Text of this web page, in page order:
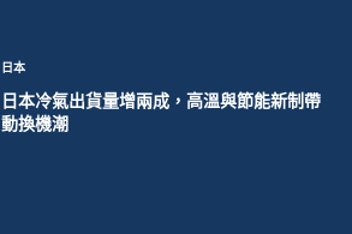
日本
日本冷氣出貨量增兩成，高溫與節能新制帶
動換機潮